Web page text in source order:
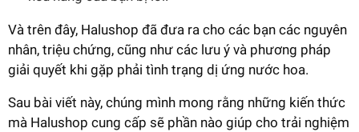
Và trên đây, Halushop đã đưa ra cho các bạn các nguyên
nhân, triệu chứng, cũng như các lưu ý và phương pháp
giải quyết khi gặp phải tình trạng dị ứng nước hoa.
Sau bài viết này, chúng mình mong rằng những kiến thức
mà Halushop cung cấp sẽ phần nào giúp cho trải nghiệm